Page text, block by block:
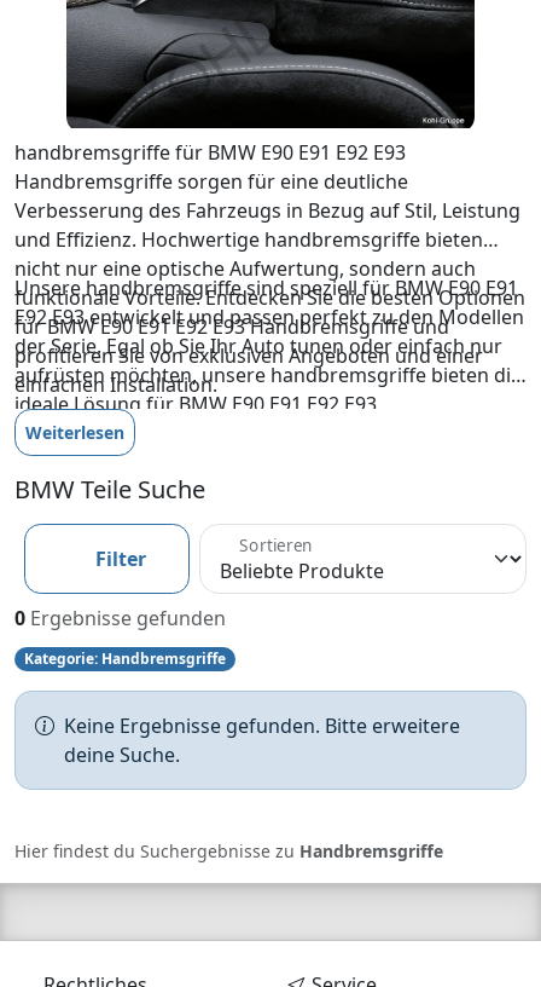
handbremsgriffe für BMW E90 E91 E92 E93
Handbremsgriffe sorgen für eine deutliche
Verbesserung des Fahrzeugs in Bezug auf Stil, Leistung
und Effizienz. Hochwertige handbremsgriffe bieten
nicht nur eine optische Aufwertung, sondern auch
funktionale Vorteile. Entdecken Sie die besten Optionen
für BMW E90 E91 E92 E93 Handbremsgriffe und
profitieren Sie von exklusiven Angeboten und einer
einfachen Installation.
Unsere handbremsgriffe sind speziell für BMW E90 E91
E92 E93 entwickelt und passen perfekt zu den Modellen
der Serie. Egal ob Sie Ihr Auto tunen oder einfach nur
aufrüsten möchten, unsere handbremsgriffe bieten die
ideale Lösung für BMW E90 E91 E92 E93
Handbremsgriffe.
Weiterlesen
BMW Teile Suche
Filter
Sortieren
0 Ergebnisse gefunden
Kategorie: Handbremsgriffe
Keine Ergebnisse gefunden. Bitte erweitere
deine Suche.
Hier findest du Suchergebnisse zu Handbremsgriffe